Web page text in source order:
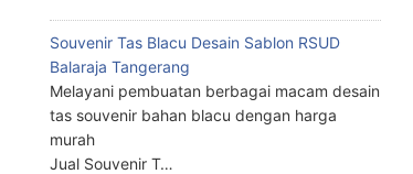
Souvenir Tas Blacu Desain Sablon RSUD
Balaraja Tangerang
Melayani pembuatan berbagai macam desain
tas souvenir bahan blacu dengan harga
murah
Jual Souvenir T…